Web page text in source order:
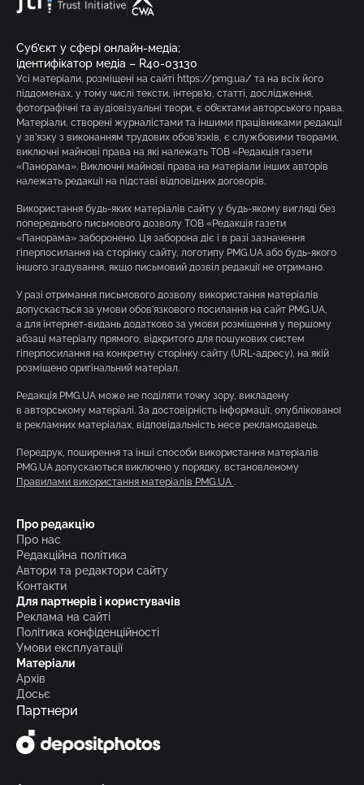
Суб’єкт у сфері онлайн-медіа;
ідентифікатор медіа – R40-03130
Усі матеріали, розміщені на сайті https://pmg.ua/ та на всіх його
піддоменах, у тому числі тексти, інтерв’ю, статті, дослідження,
фотографічні та аудіовізуальні твори, є об’єктами авторського права.
Матеріали, створені журналістами та іншими працівниками редакції
у зв’язку з виконанням трудових обов’язків, є службовими творами,
виключні майнові права на які належать ТОВ «Редакція газети
«Панорама». Виключні майнові права на матеріали інших авторів
належать редакції на підставі відповідних договорів.
Використання будь-яких матеріалів сайту у будь-якому вигляді без
попереднього письмового дозволу ТОВ «Редакція газети
«Панорама» заборонено. Ця заборона діє і в разі зазначення
гіперпосилання на сторінку сайту, логотипу PMG.UA або будь-якого
іншого згадування, якщо письмовий дозвіл редакції не отримано.
У разі отримання письмового дозволу використання матеріалів
допускається за умови обов’язкового посилання на сайт PMG.UA,
а для інтернет-видань додатково за умови розміщення у першому
абзаці матеріалу прямого, відкритого для пошукових систем
гіперпосилання на конкретну сторінку сайту (URL-адресу), на якій
розміщено оригінальний матеріал.
Редакція PMG.UA може не поділяти точку зору, викладену
в авторському матеріалі. За достовірність інформації, опублікованої
в рекламних матеріалах, відповідальність несе рекламодавець.
Передрук, поширення та інші способи використання матеріалів
PMG.UA допускаються виключно у порядку, встановленому
Правилами використання матеріалів PMG.UA .
Про редакцію
Про нас
Редакційна політика
Автори та редактори сайту
Контакти
Для партнерів і користувачів
Реклама на сайті
Політика конфіденційності
Умови експлуатації
Матеріали
Архів
Досьє
Партнери